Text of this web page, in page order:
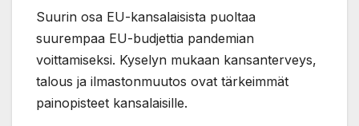
Suurin osa EU-kansalaisista puoltaa
suurempaa EU-budjettia pandemian
voittamiseksi. Kyselyn mukaan kansanterveys,
talous ja ilmastonmuutos ovat tärkeimmät
painopisteet kansalaisille.